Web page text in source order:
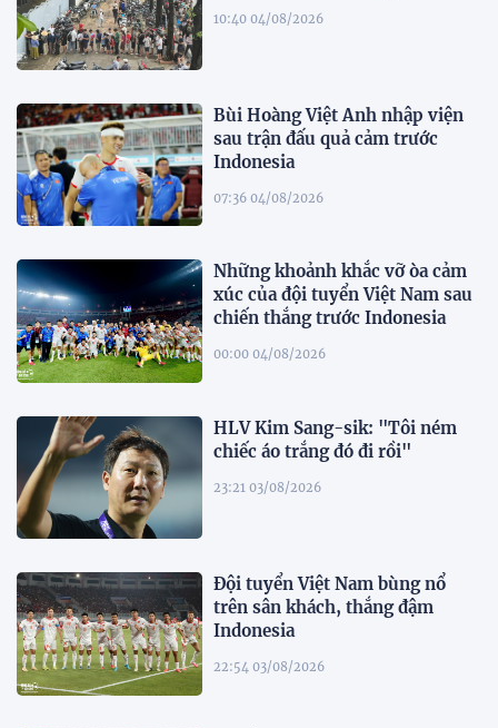
10:40 04/08/2026
Bùi Hoàng Việt Anh nhập viện
sau trận đấu quả cảm trước
Indonesia
07:36 04/08/2026
Những khoảnh khắc vỡ òa cảm
xúc của đội tuyển Việt Nam sau
chiến thắng trước Indonesia
00:00 04/08/2026
HLV Kim Sang-sik: "Tôi ném
chiếc áo trắng đó đi rồi"
23:21 03/08/2026
Đội tuyển Việt Nam bùng nổ
trên sân khách, thắng đậm
Indonesia
22:54 03/08/2026